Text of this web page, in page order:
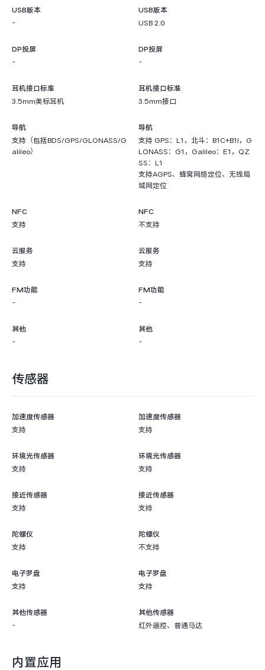
USB版本
-
USB版本
USB 2.0
DP投屏
-
DP投屏
-
耳机接口标准
3.5mm美标耳机
耳机接口标准
3.5mm接口
导航
支持（包括BDS/GPS/GLONASS/G
alileo）
导航
支持 GPS：L1，北斗：B1C+B1I，G
LONASS：G1，Galileo：E1，QZ
SS：L1
支持AGPS、蜂窝网络定位、无线局
域网定位
NFC
支持
NFC
不支持
云服务
支持
云服务
支持
FM功能
-
FM功能
-
其他
-
其他
-
传感器
加速度传感器
支持
加速度传感器
支持
环境光传感器
支持
环境光传感器
支持
接近传感器
支持
接近传感器
支持
陀螺仪
支持
陀螺仪
不支持
电子罗盘
支持
电子罗盘
支持
其他传感器
-
其他传感器
红外遥控、普通马达
内置应用